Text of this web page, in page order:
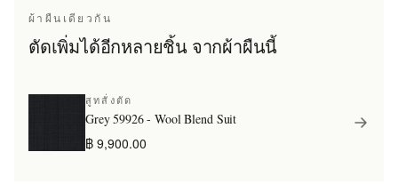
ผ้าผืนเดียวกัน
ตัดเพิ่มได้อีกหลายชิ้น จากผ้าผืนนี้
สูทสั่งตัด
Grey 59926 - Wool Blend Suit
฿ 9,900.00